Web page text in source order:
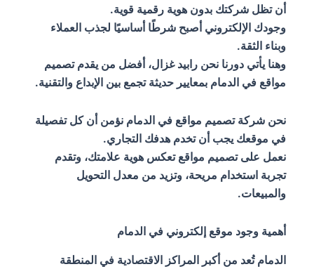
أن تظل شركتك بدون هوية رقمية قوية.
وجودك الإلكتروني أصبح شرطًا أساسيًا لجذب العملاء
وبناء الثقة.
وهنا يأتي دورنا نحن رابيد غزال، أفضل من يقدم تصميم
مواقع في الدمام بمعايير حديثة تجمع بين الإبداع والتقنية.
نحن شركة تصميم مواقع في الدمام نؤمن أن كل تفصيلة
في موقعك يجب أن تخدم هدفك التجاري.
نعمل على تصميم مواقع تعكس هوية علامتك، وتقدم
تجربة استخدام مريحة، وتزيد من معدل التحويل
والمبيعات.
أهمية وجود موقع إلكتروني في الدمام
الدمام تُعد من أكبر المراكز الاقتصادية في المنطقة